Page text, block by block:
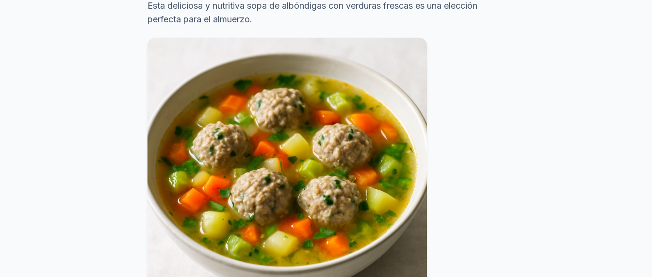
Esta deliciosa y nutritiva sopa de albóndigas con verduras frescas es una elección
perfecta para el almuerzo.